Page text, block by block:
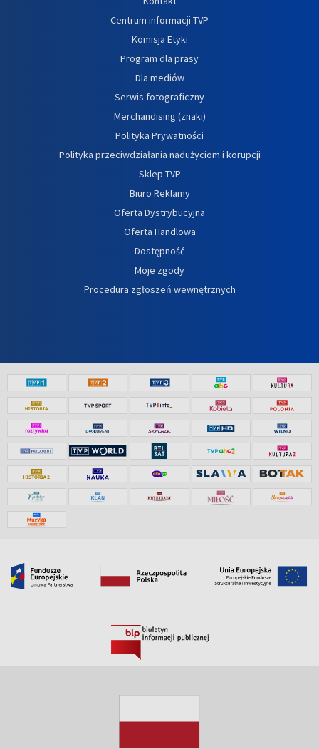
Centrum informacji TVP
Komisja Etyki
Program dla prasy
Dla mediów
Serwis fotograficzny
Merchandising (znaki)
Polityka Prywatności
Polityka przeciwdziałania nadużyciom i korupcji
Sklep TVP
Biuro Reklamy
Oferta Dystrybucyjna
Oferta Handlowa
Dostępność
Moje zgody
Procedura zgłoszeń wewnętrznych